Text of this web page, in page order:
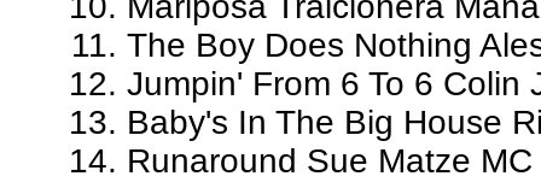
The Boy Does Nothing
Jumpin' From 6 To 6 Colin
Baby's In The Big House
Runaround Sue Matze